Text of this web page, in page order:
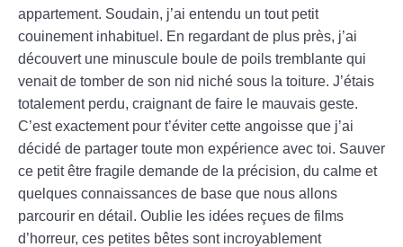
appartement. Soudain, j’ai entendu un tout petit
couinement inhabituel. En regardant de plus près, j’ai
découvert une minuscule boule de poils tremblante qui
venait de tomber de son nid niché sous la toiture. J’étais
totalement perdu, craignant de faire le mauvais geste.
C’est exactement pour t’éviter cette angoisse que j’ai
décidé de partager toute mon expérience avec toi. Sauver
ce petit être fragile demande de la précision, du calme et
quelques connaissances de base que nous allons
parcourir en détail. Oublie les idées reçues de films
d’horreur, ces petites bêtes sont incroyablement